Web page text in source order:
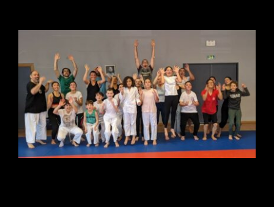
Karaté
Tarifs & horaires
Contact